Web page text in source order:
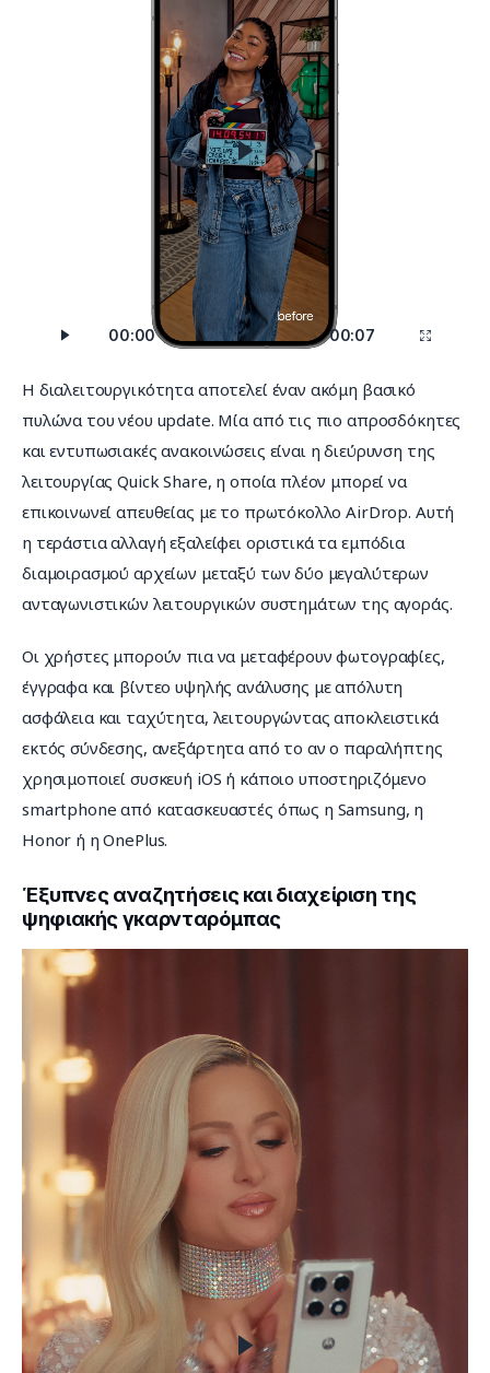
00:00 00:07
Η διαλειτουργικότητα αποτελεί έναν ακόμη βασικό
πυλώνα του νέου update. Μία από τις πιο απροσδόκητες
και εντυπωσιακές ανακοινώσεις είναι η διεύρυνση της
λειτουργίας Quick Share, η οποία πλέον μπορεί να
επικοινωνεί απευθείας με το πρωτόκολλο AirDrop. Αυτή
η τεράστια αλλαγή εξαλείφει οριστικά τα εμπόδια
διαμοιρασμού αρχείων μεταξύ των δύο μεγαλύτερων
ανταγωνιστικών λειτουργικών συστημάτων της αγοράς.
Οι χρήστες μπορούν πια να μεταφέρουν φωτογραφίες,
έγγραφα και βίντεο υψηλής ανάλυσης με απόλυτη
ασφάλεια και ταχύτητα, λειτουργώντας αποκλειστικά
εκτός σύνδεσης, ανεξάρτητα από το αν ο παραλήπτης
χρησιμοποιεί συσκευή iOS ή κάποιο υποστηριζόμενο
smartphone από κατασκευαστές όπως η Samsung, η
Honor ή η OnePlus.
Έξυπνες αναζητήσεις και διαχείριση της
ψηφιακής γκαρνταρόμπας
Πρόγραμμα
Αναπαραγωγής